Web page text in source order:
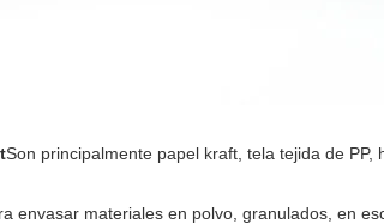
Son principalmente papel kraft, tela tejida de PP,
envasar materiales en polvo, granulados, en